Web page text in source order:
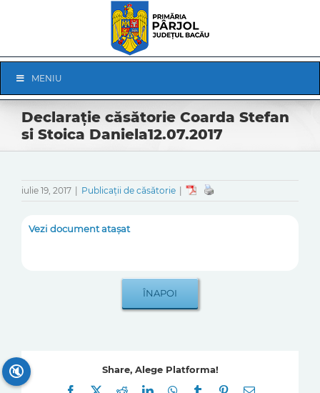
Navigation
MENIU
Declarație căsătorie Coarda Stefan
si Stoica Daniela12.07.2017
iulie 19, 2017 Publicații de căsătorie
Vezi document atașat
Share, Alege Platforma!
Facebook
RedditLinkedInWhatsApp
Tumblr Pinterest
E-
🔇